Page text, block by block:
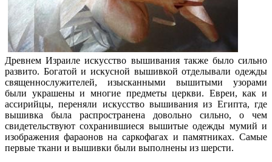
Древнем Израиле искусство вышивания также было сильно
развито. Богатой и искусной вышивкой отделывали одежды
священнослужителей, изысканными вышитыми узорами
были украшены и многие предметы церкви. Евреи, как и
ассирийцы, переняли искусство вышивания из Египта, где
вышивка была распространена довольно сильно, о чем
свидетельствуют сохранившиеся вышитые одежды мумий и
изображения фараонов на саркофагах и памятниках. Самые
первые ткани и вышивки были выполнены из шерсти.